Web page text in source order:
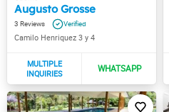
Augusto Grosse
3
Camilo Henriquez 3 y 4